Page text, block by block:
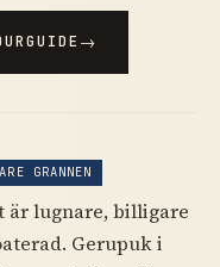
GRANNEN
är lugnare, billigare
Gerupuk i